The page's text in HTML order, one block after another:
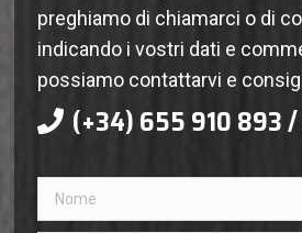
preghiamo di chiamarci o di
indicando i vostri dati e
possiamo contattarvi e
(+34) 655 910 893